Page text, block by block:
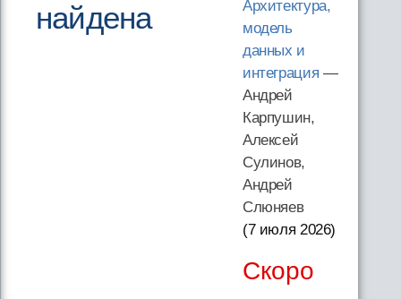
найдена
Архитектура,
модель
данных и
интеграция —
Андрей
Карпушин,
Алексей
Сулинов,
Андрей
Слюняев
(7 июля 2026)
Скоро